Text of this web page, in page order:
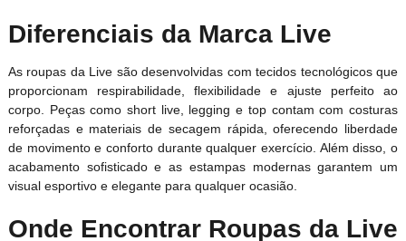
Diferenciais da Marca Live
As roupas da Live são desenvolvidas com tecidos tecnológicos que
proporcionam respirabilidade, flexibilidade e ajuste perfeito ao
corpo. Peças como short live, legging e top contam com costuras
reforçadas e materiais de secagem rápida, oferecendo liberdade
de movimento e conforto durante qualquer exercício. Além disso, o
acabamento sofisticado e as estampas modernas garantem um
visual esportivo e elegante para qualquer ocasião.
Onde Encontrar Roupas da Live